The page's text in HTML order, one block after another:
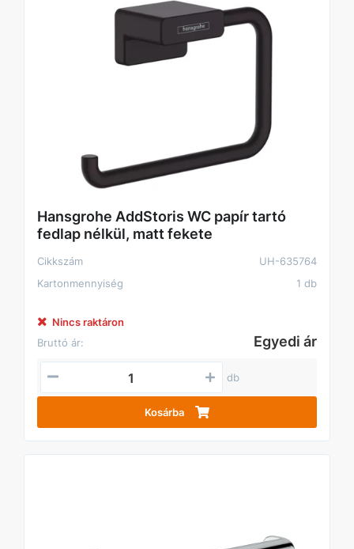
Hansgrohe AddStoris WC papír tartó
fedlap nélkül, matt fekete
Cikkszám
UH-635764
Kartonmennyiség
1 db
Nincs raktáron
Bruttó ár:
Egyedi ár
db
Kosárba